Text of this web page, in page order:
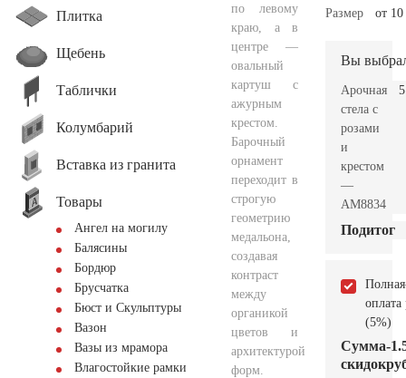
Плитка
Щебень
Таблички
Колумбарий
Вставка из гранита
Товары
Ангел на могилу
Балясины
Бордюр
Брусчатка
Бюст и Скульптуры
Вазон
Вазы из мрамора
Влагостойкие рамки
по левому
краю, а в
центре —
овальный
картуш с
ажурным
крестом.
Барочный
орнамент
переходит в
строгую
геометрию
медальона,
создавая
контраст
между
органикой
цветов и
архитектурой
форм.
Размер
от
Вы
Арочная
стела с
розами
и
крестом
—
AM8834
Подитог
Полная
оплата
(5%)
Сумма
скидок
-